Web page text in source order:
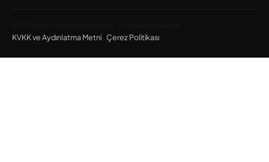
KVKK ve Aydınlatma Metni Çerez Politikası